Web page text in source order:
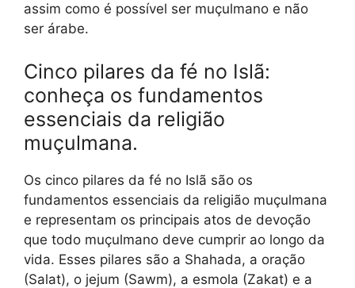
assim como é possível ser muçulmano e não
ser árabe.
Cinco pilares da fé no Islã:
conheça os fundamentos
essenciais da religião
muçulmana.
Os cinco pilares da fé no Islã são os
fundamentos essenciais da religião muçulmana
e representam os principais atos de devoção
que todo muçulmano deve cumprir ao longo da
vida. Esses pilares são a Shahada, a oração
(Salat), o jejum (Sawm), a esmola (Zakat) e a